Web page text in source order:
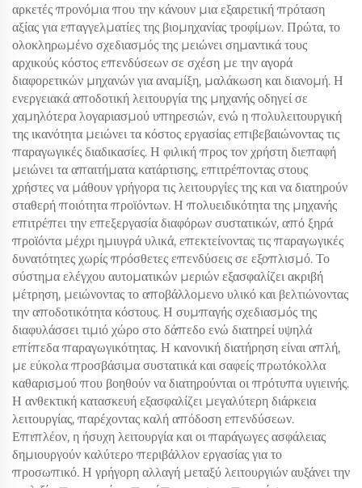
αρκετές προνόμια που την κάνουν μια εξαιρετική πρόταση
αξίας για επαγγελματίες της βιομηχανίας τροφίμων. Πρώτα, το
ολοκληρωμένο σχεδιασμός της μειώνει σημαντικά τους
αρχικούς κόστος επενδύσεων σε σχέση με την αγορά
διαφορετικών μηχανών για αναμίξη, μαλάκωση και διανομή. Η
ενεργειακά αποδοτική λειτουργία της μηχανής οδηγεί σε
χαμηλότερα λογαριασμού υπηρεσιών, ενώ η πολυλειτουργική
της ικανότητα μειώνει τα κόστος εργασίας επιβεβαιώνοντας τις
παραγωγικές διαδικασίες. Η φιλική προς τον χρήστη διεπαφή
μειώνει τα απαιτήματα κατάρτισης, επιτρέποντας στους
χρήστες να μάθουν γρήγορα τις λειτουργίες της και να διατηρούν
σταθερή ποιότητα προϊόντων. Η πολυειδικότητα της μηχανής
επιτρέπει την επεξεργασία διαφόρων συστατικών, από ξηρά
προϊόντα μέχρι ημιυγρά υλικά, επεκτείνοντας τις παραγωγικές
δυνατότητες χωρίς πρόσθετες επενδύσεις σε εξοπλισμό. Το
σύστημα ελέγχου αυτοματικών μεριών εξασφαλίζει ακριβή
μέτρηση, μειώνοντας το αποβάλλομενο υλικό και βελτιώνοντας
την αποδοτικότητα κόστους. Η συμπαγής σχεδιασμός της
διαφυλάσσει τιμιό χώρο στο δάπεδο ενώ διατηρεί υψηλά
επίπεδα παραγωγικότητας. Η κανονική διατήρηση είναι απλή,
με εύκολα προσβάσιμα συστατικά και σαφείς πρωτόκολλα
καθαρισμού που βοηθούν να διατηρούνται οι πρότυπα υγιεινής.
Η ανθεκτική κατασκευή εξασφαλίζει μεγαλύτερη διάρκεια
λειτουργίας, παρέχοντας καλή απόδοση επενδύσεων.
Επιπλέον, η ήσυχη λειτουργία και οι παράγωγες ασφάλειας
δημιουργούν καλύτερο περιβάλλον εργασίας για το
προσωπικό. Η γρήγορη αλλαγή μεταξύ λειτουργιών αυξάνει την